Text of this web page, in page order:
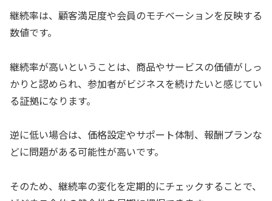
継続率は、顧客満足度や会員のモチベーションを反映する
数値です。
継続率が高いということは、商品やサービスの価値がしっ
かりと認められ、参加者がビジネスを続けたいと感じてい
る証拠になります。
逆に低い場合は、価格設定やサポート体制、報酬プランな
どに問題がある可能性が高いです。
そのため、継続率の変化を定期的にチェックすることで、